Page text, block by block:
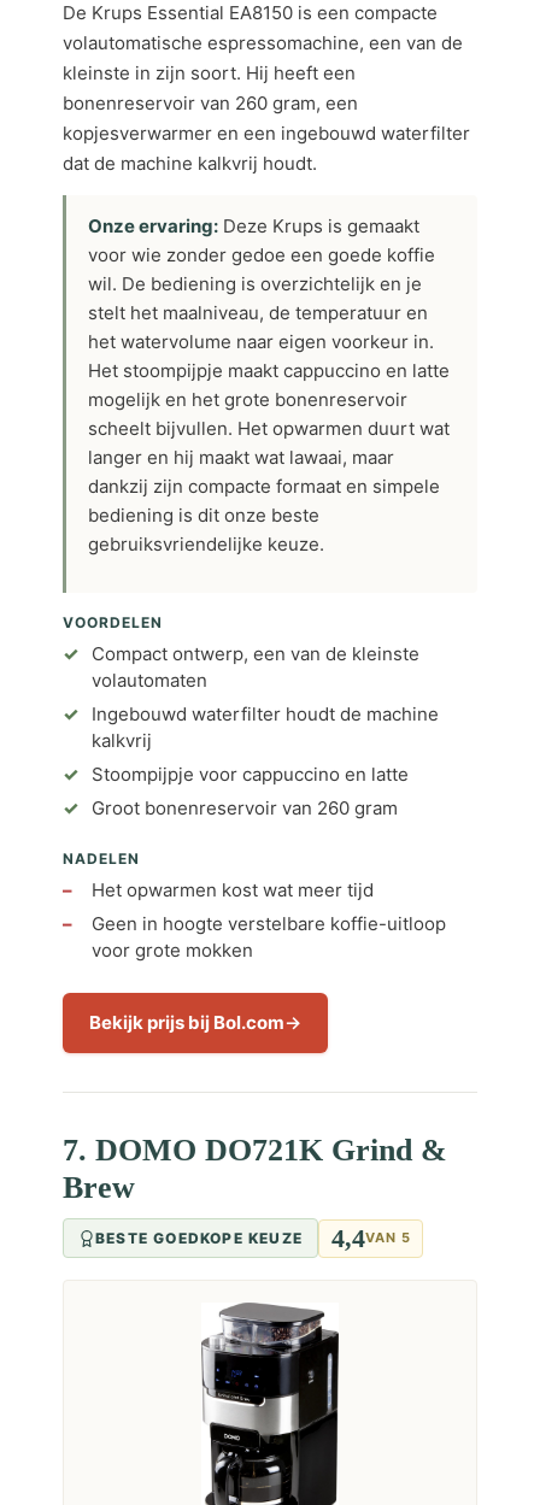
De Krups Essential EA8150 is een compacte
volautomatische espressomachine, een van de
kleinste in zijn soort. Hij heeft een
bonenreservoir van 260 gram, een
kopjesverwarmer en een ingebouwd waterfilter
dat de machine kalkvrij houdt.
Onze ervaring: Deze Krups is gemaakt
voor wie zonder gedoe een goede koffie
wil. De bediening is overzichtelijk en je
stelt het maalniveau, de temperatuur en
het watervolume naar eigen voorkeur in.
Het stoompijpje maakt cappuccino en latte
mogelijk en het grote bonenreservoir
scheelt bijvullen. Het opwarmen duurt wat
langer en hij maakt wat lawaai, maar
dankzij zijn compacte formaat en simpele
bediening is dit onze beste
gebruiksvriendelijke keuze.
VOORDELEN
Compact ontwerp, een van de kleinste
volautomaten
Ingebouwd waterfilter houdt de machine
kalkvrij
Stoompijpje voor cappuccino en latte
Groot bonenreservoir van 260 gram
NADELEN
Het opwarmen kost wat meer tijd
Geen in hoogte verstelbare koffie-uitloop
voor grote mokken
Bekijk prijs bij Bol.com
7. DOMO DO721K Grind &
Brew
BESTE GOEDKOPE KEUZE 4,4VAN 5